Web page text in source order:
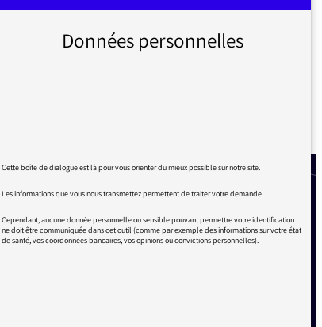
Données personnelles
Cette boîte de dialogue est là pour vous orienter du mieux possible sur notre site.
Les informations que vous nous transmettez permettent de traiter votre demande.
Cependant, aucune donnée personnelle ou sensible pouvant permettre votre identification
ne doit être communiquée dans cet outil (comme par exemple des informations sur votre état
de santé, vos coordonnées bancaires, vos opinions ou convictions personnelles).